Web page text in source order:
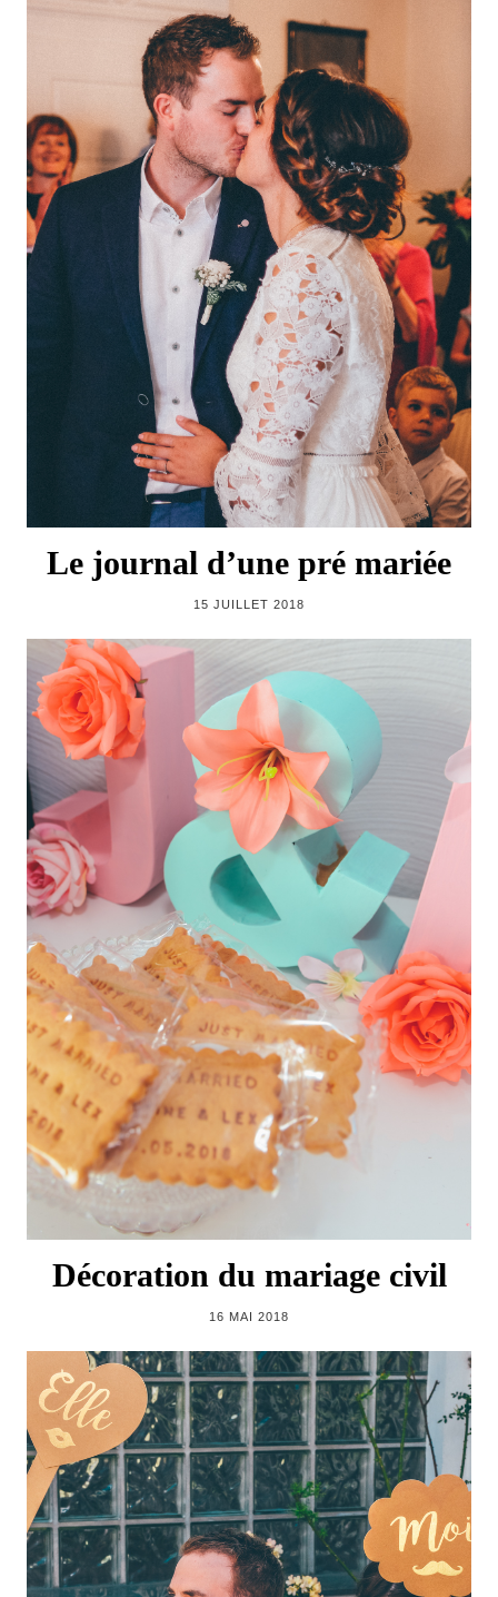
Le journal d’une pré mariée
15 JUILLET 2018
Décoration du mariage civil
16 MAI 2018